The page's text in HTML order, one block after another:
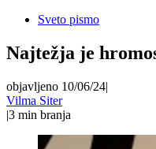
Sveto pismo
Najtežja je
objavljeno 10/06/24|
Vilma Siter
|3 min branja